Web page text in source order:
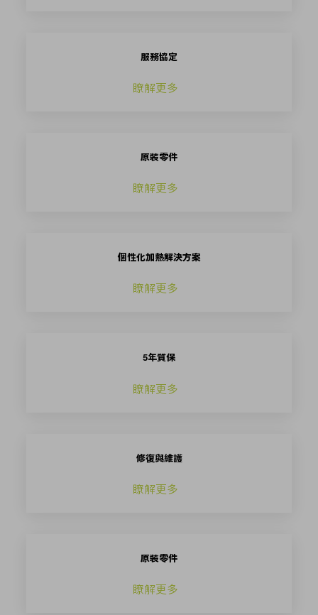
服務協定
瞭解更多
原裝零件
瞭解更多
個性化加熱解決方案
瞭解更多
5年質保
瞭解更多
修復與維護
瞭解更多
原裝零件
瞭解更多